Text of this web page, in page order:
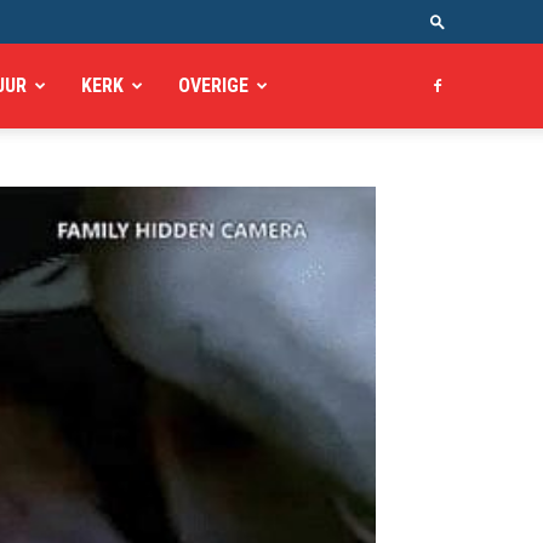
KERK OVERIGE